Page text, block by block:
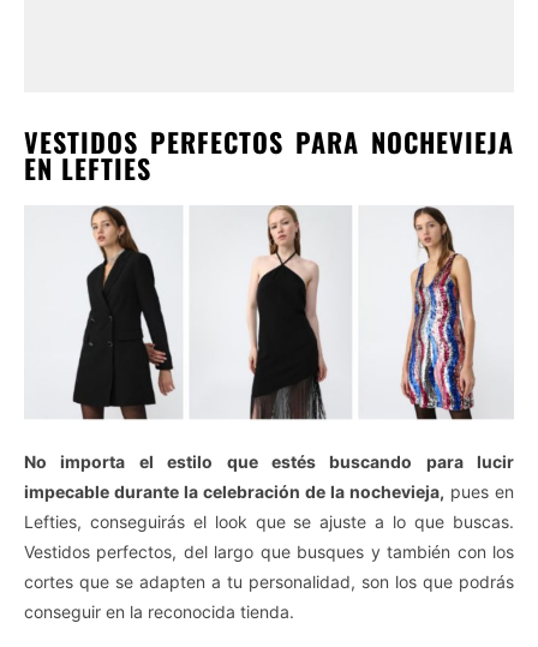
VESTIDOS PERFECTOS PARA NOCHEVIEJA
EN LEFTIES
No importa el estilo que estés buscando para lucir
impecable durante la celebración de la nochevieja, pues en
Lefties, conseguirás el look que se ajuste a lo que buscas.
Vestidos perfectos, del largo que busques y también con los
cortes que se adapten a tu personalidad, son los que podrás
conseguir en la reconocida tienda.